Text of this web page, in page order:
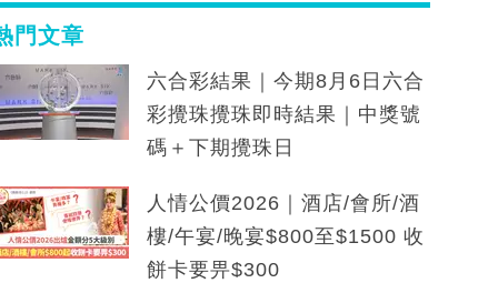
門文章
六合彩結果｜今期8月6日六合
彩攪珠攪珠即時結果｜中獎號
碼＋下期攪珠日
人情公價2026｜酒店/會所/酒
樓/午宴/晚宴$800至$1500 收
餅卡要畀$300